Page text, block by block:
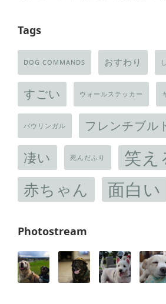
Tags
DOG COMMANDS おすわり
すごい ウォールステッカー
バウリンガル フレンチブル
凄い 死んだふり 笑え
赤ちゃん 面白い
Photostream